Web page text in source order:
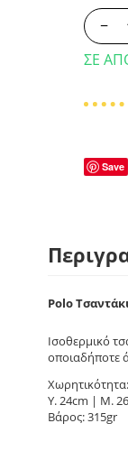
−
ΣΕ
Save
Polo
Ισοθερμικό
οποιαδήποτε
Υ. 24cm | Μ.
Βάρος: 315gr